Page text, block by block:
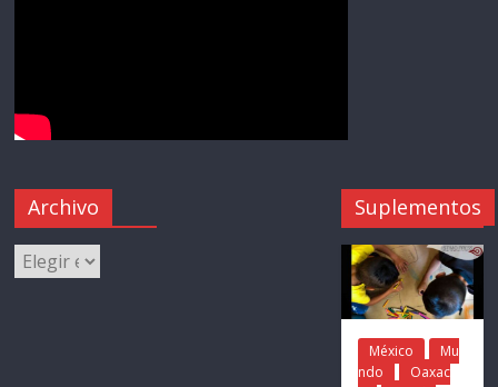
Archivo Suplementos
México
Mu
ndo
Oaxac